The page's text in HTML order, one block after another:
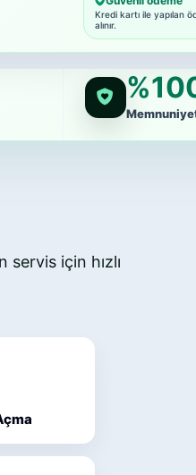
Kredi kartı ile yapılan
alınır.
için hızlı